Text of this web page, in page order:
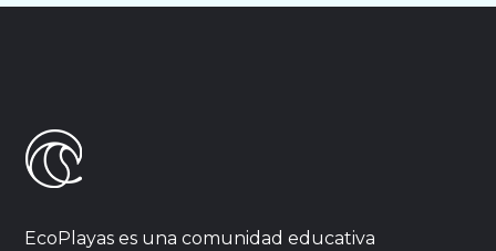
EcoPlayas es una comunidad educativa